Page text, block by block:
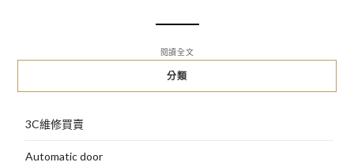
閱讀全文
分類
3C維修買賣
Automatic door